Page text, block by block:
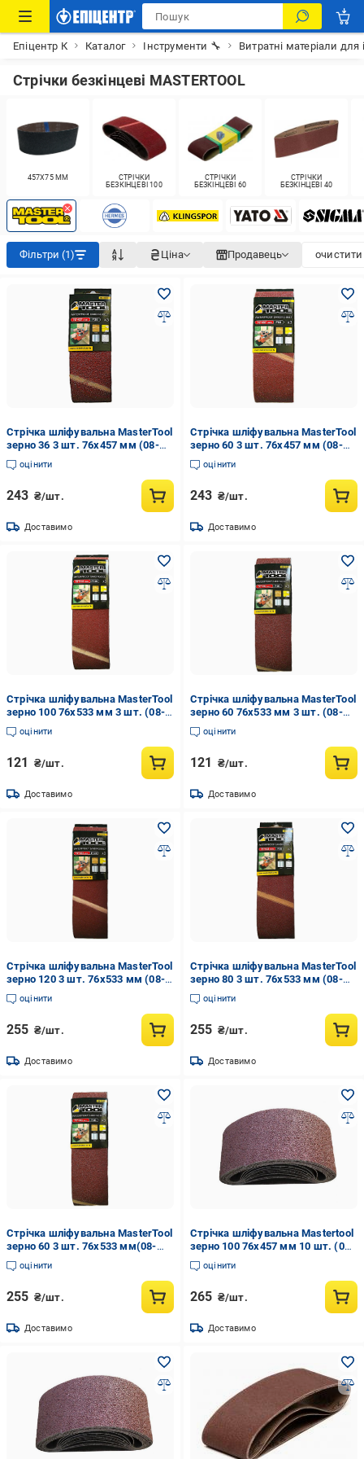
Епіцентр К Каталог Інструменти 🔧 Витратні матеріали для
Стрічки безкінцеві MASTERTOOL
457X75 ММ
СТРІЧКИ
БЕЗКІНЦЕВІ 100
СТРІЧКИ
БЕЗКІНЦЕВІ 60
СТРІЧКИ
БЕЗКІНЦЕВІ 40
Фільтри (1) Ціна Продавець очистити
Стрічка шліфувальна MasterTool
зерно 36 3 шт. 76х457 мм (08-
3303)
оцінити
243 ₴/шт.
Доставимо
Стрічка шліфувальна MasterTool
зерно 60 3 шт. 76х457 мм (08-
3306)
оцінити
243 ₴/шт.
Доставимо
Стрічка шліфувальна MasterTool
зерно 100 76х533 мм 3 шт. (08-
3410)
оцінити
121 ₴/шт.
Доставимо
Стрічка шліфувальна MasterTool
зерно 60 76х533 мм 3 шт. (08-
3406)
оцінити
121 ₴/шт.
Доставимо
Стрічка шліфувальна MasterTool
зерно 120 3 шт. 76х533 мм (08-
3412)
оцінити
255 ₴/шт.
Доставимо
Стрічка шліфувальна MasterTool
зерно 80 3 шт. 76х533 мм (08-
3408)
оцінити
255 ₴/шт.
Доставимо
Стрічка шліфувальна MasterTool
зерно 60 3 шт. 76х533 мм(08-
3406)
оцінити
255 ₴/шт.
Доставимо
Стрічка шліфувальна Mastertool
зерно 100 76x457 мм 10 шт. (08-
2310)
оцінити
265 ₴/шт.
Доставимо